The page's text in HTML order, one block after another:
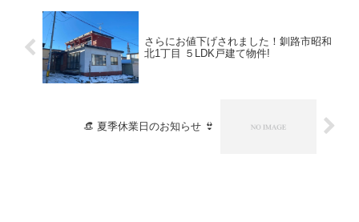
さらにお値下げされました！釧路市昭和
北1丁目 ５LDK戸建て物件!
👒 夏季休業日のお知らせ 👙